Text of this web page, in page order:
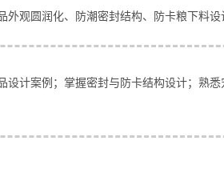
外观圆润化、防潮密封结构、防卡粮下料
设计案例；掌握密封与防卡结构设计；熟悉